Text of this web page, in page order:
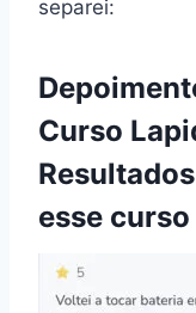
separei:
Curso
esse